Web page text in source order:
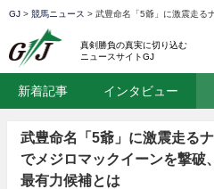
GJ > 競馬ニュース > 武豊命名「5爺」に激震走る
真剣勝負の真実に切り込む
ニュースサイトGJ
新着記事 インタビュー
武豊命名「5爺」に激震走る
でメジロマックイーンを撃破
最有力候補とは